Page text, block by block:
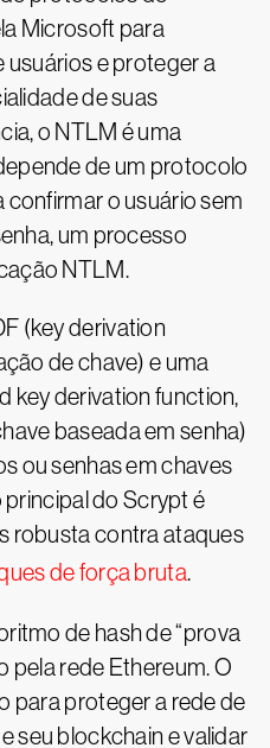
Microsoft para
e proteger a
de suas
o NTLM é uma
de um protocolo
o usuário sem
um processo
NTLM.
(key derivation
de chave) e uma
key derivation function,
baseada em senha)
ou senhas em chaves
do Scrypt é
robusta contra ataques
de força bruta.
de hash de “prova
pela rede Ethereum. O
para proteger a rede de
seu blockchain e validar